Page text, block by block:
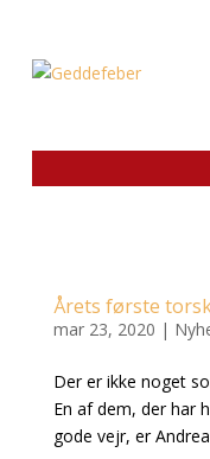
Årets første
mar 23, 2020 |
Der er ikke noget
En af dem, der har
gode vejr, er